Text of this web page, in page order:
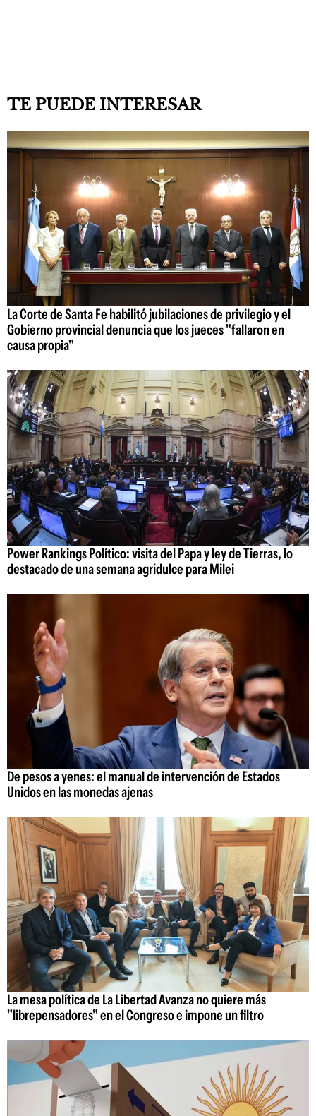
TE PUEDE INTERESAR
La Corte de Santa Fe habilitó jubilaciones de privilegio y el
Gobierno provincial denuncia que los jueces "fallaron en
causa propia"
Power Rankings Político: visita del Papa y ley de Tierras, lo
destacado de una semana agridulce para Milei
De pesos a yenes: el manual de intervención de Estados
Unidos en las monedas ajenas
La mesa política de La Libertad Avanza no quiere más
"librepensadores" en el Congreso e impone un filtro